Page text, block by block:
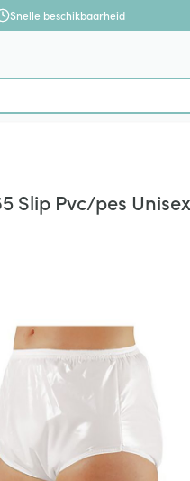
Snelle beschikbaarheid
Slip Pvc/pes